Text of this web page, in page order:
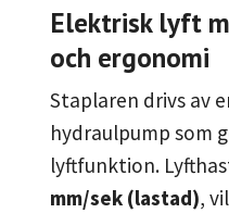
Elektrisk lyft
och ergonomi
Staplaren drivs av
hydraulpump som
lyftfunktion.
mm/sek (lastad),